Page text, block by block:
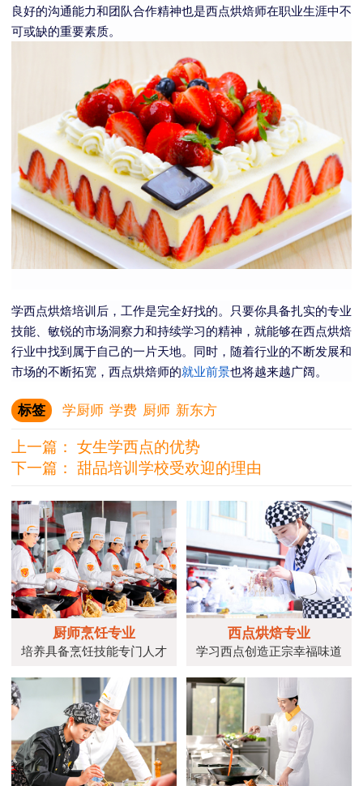
良好的沟通能力和团队合作精神也是西点烘焙师在职业生涯中不
可或缺的重要素质。
学西点烘焙培训后，工作是完全好找的。只要你具备扎实的专业
技能、敏锐的市场洞察力和持续学习的精神，就能够在西点烘焙
行业中找到属于自己的一片天地。同时，随着行业的不断发展和
市场的不断拓宽，西点烘焙师的就业前景也将越来越广阔。
标签 学厨师 学费 厨师 新东方
上一篇： 女生学西点的优势
下一篇： 甜品培训学校受欢迎的理由
厨师烹饪专业
培养具备烹饪技能专门人才
西点烘焙专业
学习西点创造正宗幸福味道